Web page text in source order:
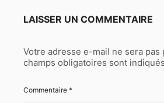
LAISSER UN COMMENTAIRE
Votre adresse e-mail ne sera pas
champs obligatoires sont
Commentaire *